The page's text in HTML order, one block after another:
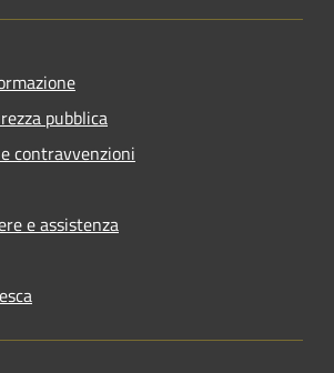
pubblica
contravvenzioni
e assistenza